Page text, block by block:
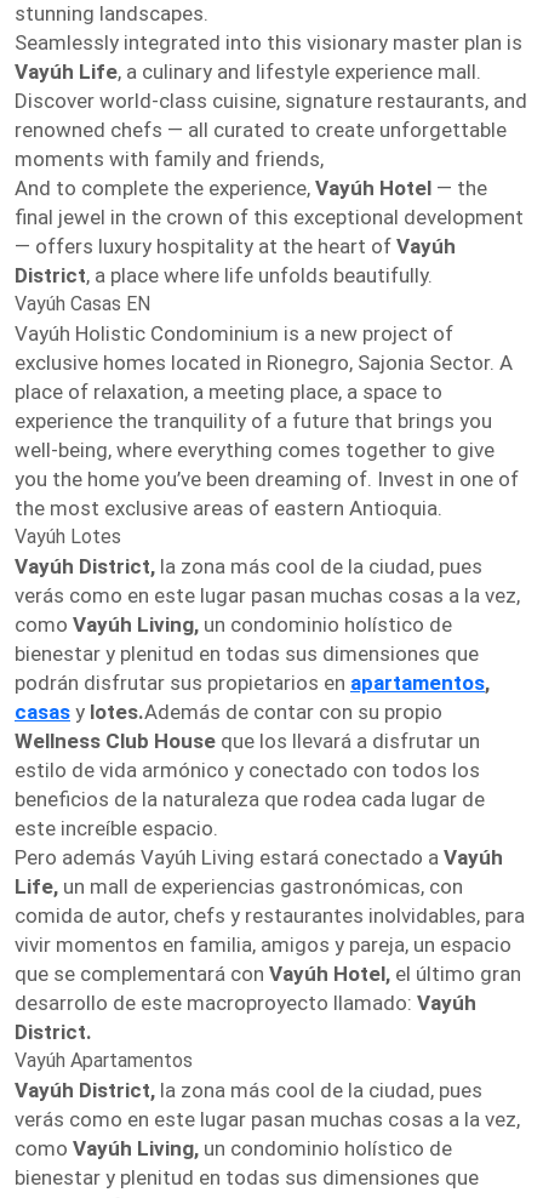
stunning landscapes.
Seamlessly integrated into this visionary master plan is
Vayúh Life, a culinary and lifestyle experience mall.
Discover world-class cuisine, signature restaurants, and
renowned chefs — all curated to create unforgettable
moments with family and friends,
And to complete the experience, Vayúh Hotel — the
final jewel in the crown of this exceptional development
— offers luxury hospitality at the heart of Vayúh
District, a place where life unfolds beautifully.
Vayúh Casas EN
Vayúh Holistic Condominium is a new project of
exclusive homes located in Rionegro, Sajonia Sector. A
place of relaxation, a meeting place, a space to
experience the tranquility of a future that brings you
well-being, where everything comes together to give
you the home you’ve been dreaming of. Invest in one of
the most exclusive areas of eastern Antioquia.
Vayúh Lotes
Vayúh District, la zona más cool de la ciudad, pues
verás como en este lugar pasan muchas cosas a la vez,
como Vayúh Living, un condominio holístico de
bienestar y plenitud en todas sus dimensiones que
podrán disfrutar sus propietarios en apartamentos,
casas y lotes.Además de contar con su propio
Wellness Club House que los llevará a disfrutar un
estilo de vida armónico y conectado con todos los
beneficios de la naturaleza que rodea cada lugar de
este increíble espacio.
Pero además Vayúh Living estará conectado a Vayúh
Life, un mall de experiencias gastronómicas, con
comida de autor, chefs y restaurantes inolvidables, para
vivir momentos en familia, amigos y pareja, un espacio
que se complementará con Vayúh Hotel, el último gran
desarrollo de este macroproyecto llamado: Vayúh
District.
Vayúh Apartamentos
Vayúh District, la zona más cool de la ciudad, pues
verás como en este lugar pasan muchas cosas a la vez,
como Vayúh Living, un condominio holístico de
bienestar y plenitud en todas sus dimensiones que